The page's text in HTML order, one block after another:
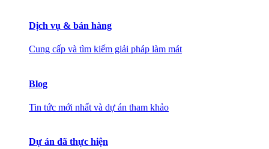
Dịch vụ & bán hàng
Cung cấp và tìm kiếm giải pháp làm mát
Blog
Tin tức mới nhất và dự án tham khảo
Dự án đã thực hiện